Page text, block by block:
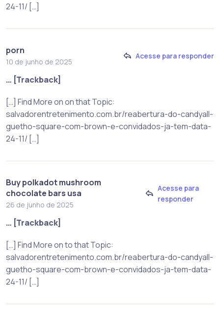
24-11/ […]
porn
10 de junho de 2025
Acesse para responder
… [Trackback]
[…] Find More on on that Topic:
salvadorentretenimento.com.br/reabertura-do-candyall-
guetho-square-com-brown-e-convidados-ja-tem-data-
24-11/ […]
Buy polkadot mushroom
chocolate bars usa
26 de junho de 2025
Acesse para
responder
… [Trackback]
[…] Find More on to that Topic:
salvadorentretenimento.com.br/reabertura-do-candyall-
guetho-square-com-brown-e-convidados-ja-tem-data-
24-11/ […]